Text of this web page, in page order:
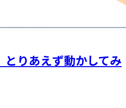
とりあえず動かしてみ